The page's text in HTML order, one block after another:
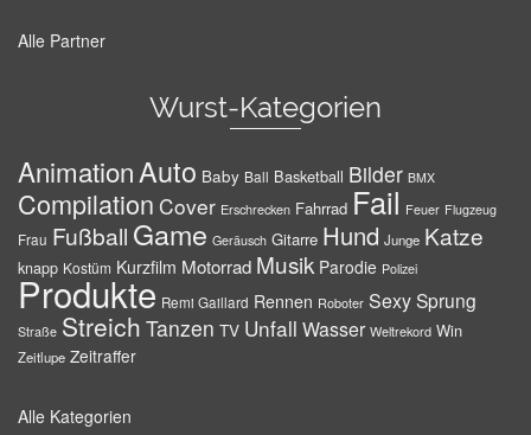
Alle Partner
Wurst-Kategorien
AnimationAuto Baby Ball Basketball Bilder BMX
Compilation Cover Erschrecken Fahrrad Fail Feuer Flugzeug
Frau Fußball Game Geräusch Gitarre Hund Junge Katze
knapp Kostüm Kurzfilm Motorrad Musik Parodie Polizei
Produkte Remi Gaillard Rennen Roboter SexySprung
Straße Streich Tanzen TV Unfall Wasser Weltrekord Win
Zeitlupe Zeitraffer
Alle Kategorien